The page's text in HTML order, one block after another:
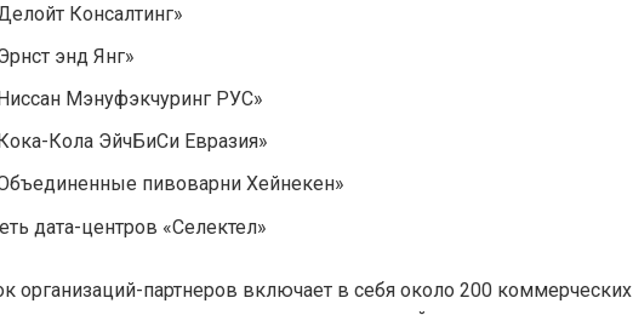
Консалтинг»
энд Янг»
Мэнуфэкчуринг РУС»
Кола ЭйчБиСи Евразия»
пивоварни Хейнекен»
дата-центров «Селектел»
организаций-партнеров включает в себя около 200 коммерческих